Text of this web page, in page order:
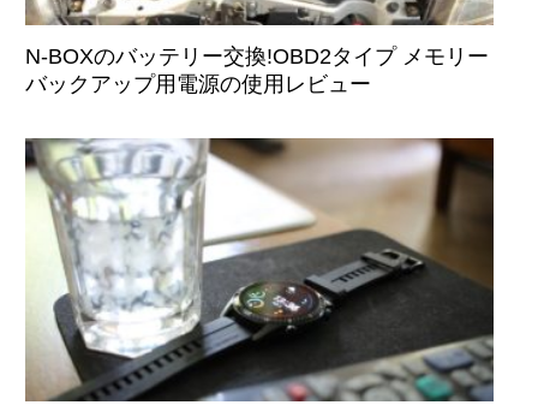
N-BOXのバッテリー交換!OBD2タイプ メモリー
バックアップ用電源の使用レビュー